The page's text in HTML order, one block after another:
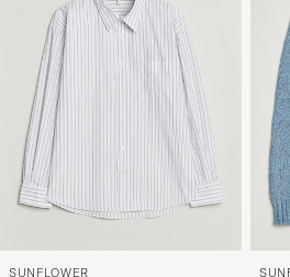
SUNFLOWER